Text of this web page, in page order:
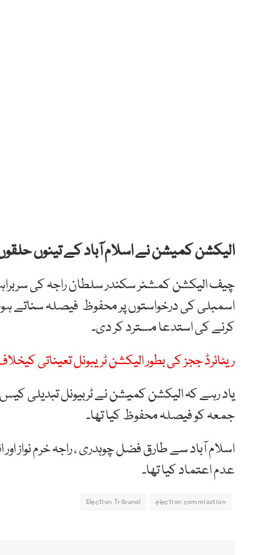
الیکشن کمیشن نے اسلام آباد کے تینوں
اسمبلی کی درخواستوں پر محفوظ فیصلہ سناتے
کرنے کی استدعا مسترد کر دی۔
ریٹائرڈ ججز کی بطور الیکشن ٹریبونل تعیناتی
یاد رہے کہ الیکشن کمیشن نے ٹربیونل
جمعہ کو فیصلہ محفوظ کیا تھا۔
اسلام آباد سے طارق فضل چوہدری ، راجہ خرم نواز
عدم اعتماد کیا تھا۔
election commisstion
Election Tribunal